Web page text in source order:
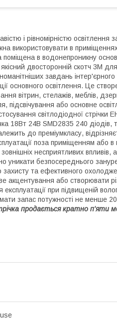
і рівномірністю освітлення
використовувати в
в водонепроникну
двосторонній скотч 3М
завдань інтер'єрного
основного освітлення. Це
вітрин, стелажів, меблів,
підсвічування або основне
світлодіодної стрічки
18Вт 24В SMD2835 240 діодів,
до преміумкласу,
поза приміщенням або в
несприятливих впливів,
уникати безпосереднього
захисту та ефективного
акцентування або створювати
при підвищеній
запас потужності не менше
продається кратно п'яти